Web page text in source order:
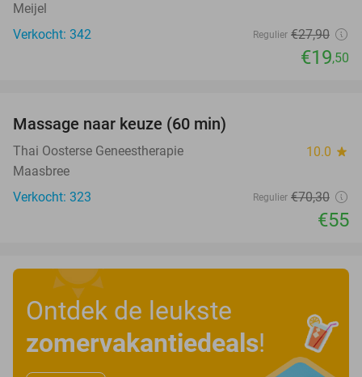
Meijel
Verkocht: 342
Regulier €27,90
€19,50
Massage naar keuze (60 min)
Thai Oosterse Geneestherapie 10.0 star
Maasbree
Verkocht: 323
Regulier €70,30
€55
Ontdek de leukste
zomervakantiedeals!